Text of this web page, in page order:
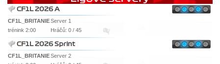
CF1L 2026 A
CF1L_BRITANIEServer 1
trénink 2:00
Hráčů: 0 / 45
CF1L 2026 Sprint
CF1L_BRITANIEServer 2